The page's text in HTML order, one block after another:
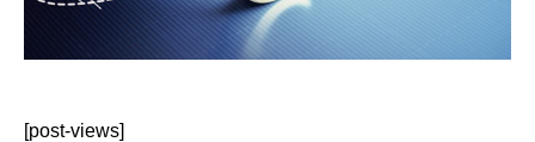
[post-views]